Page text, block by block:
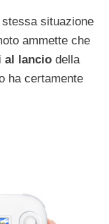
situazione
ammette che
al lancio della
ha certamente